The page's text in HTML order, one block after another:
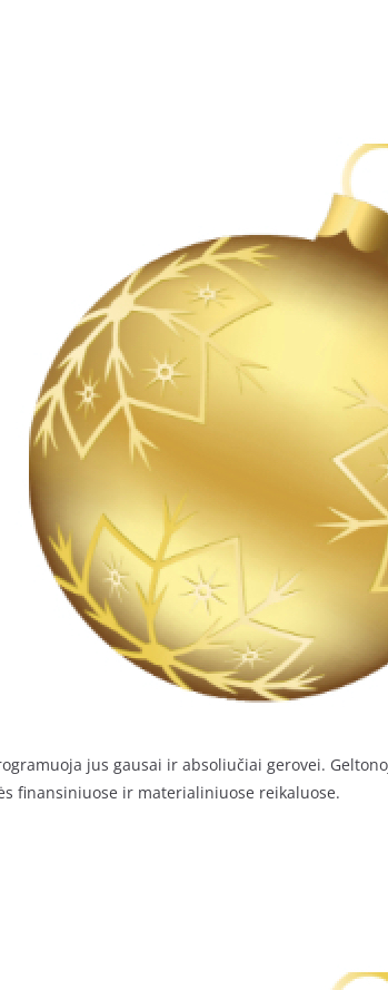
jus gausai ir absoliučiai gerovei.
finansiniuose ir materialiniuose reikaluose.